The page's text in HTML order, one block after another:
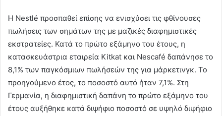
Η Nestlé προσπαθεί επίσης να ενισχύσει τις φθίνουσες
πωλήσεις των σημάτων της με μαζικές διαφημιστικές
εκστρατείες. Κατά το πρώτο εξάμηνο του έτους, η
κατασκευάστρια εταιρεία Kitkat και Nescafé δαπάνησε το
8,1% των παγκόσμιων πωλήσεών της για μάρκετινγκ. Το
προηγούμενο έτος, το ποσοστό αυτό ήταν 7,1%. Στη
Γερμανία, η διαφημιστική δαπάνη το πρώτο εξάμηνο του
έτους αυξήθηκε κατά διψήφιο ποσοστό σε υψηλό διψήφιο